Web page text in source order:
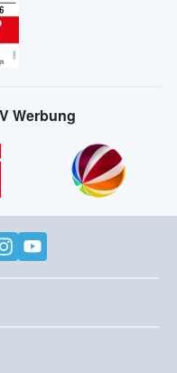
Werbung